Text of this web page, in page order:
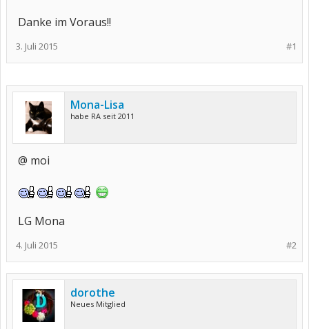
Danke im Voraus!!
#1
3. Juli 2015
Mona-Lisa
habe RA seit 2011
@ moi
LG Mona
#2
4. Juli 2015
dorothe
Neues Mitglied